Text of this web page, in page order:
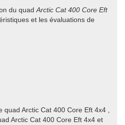
du quad Arctic Cat 400 Core Eft
et les évaluations de
Arctic Cat 400 Core Eft 4x4 ,
Arctic Cat 400 Core Eft 4x4 et